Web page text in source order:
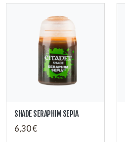
SHADE SERAPHIM SEPIA
6,30 €